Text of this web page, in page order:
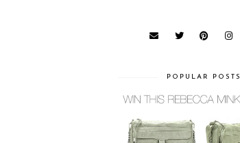
POPULAR POSTS